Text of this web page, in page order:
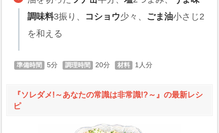
調味料3振り、 コショウ少々、 ごま油小さじ2
を和える
5 20 1
『ソレダメ!～あなたの常識は非常識!?～』の最新レシ
ピ